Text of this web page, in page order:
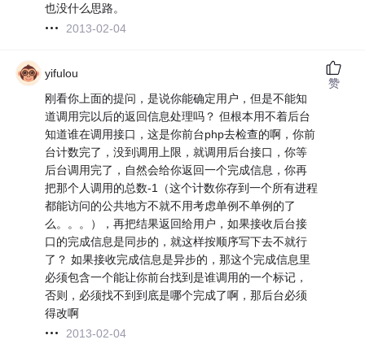
也没什么思路。
2013-02-04
yifulou
刚看你上面的提问，是说你能确定用户，但是不能知
道调用完以后的返回信息处理吗？ 但根本用不着后台
知道谁在调用接口，这是你前台php去检查的啊，你前
台计数完了，没到调用上限，就调用后台接口，你等
后台调用完了，自然会给你返回一个完成信息，你再
把那个人调用的总数-1（这个计数你存到一个所有进程
都能访问的公共地方不就不用考虑单例不单例的了
么。。。），再把结果返回给用户，如果接收后台接
口的完成信息是同步的，就这样按顺序写下去不就行
了？ 如果接收完成信息是异步的，那这个完成信息里
必须包含一个能让你前台找到是谁调用的一个标记，
否则，必须找不到到底是哪个完成了啊，那后台必须
得改啊
2013-02-04
赞